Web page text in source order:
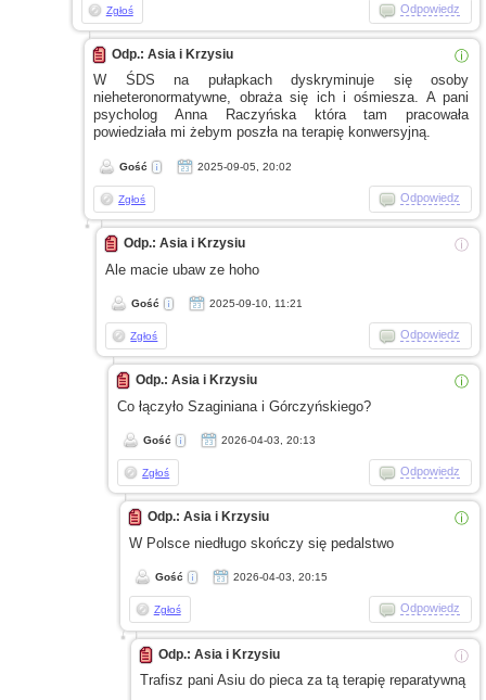
Zgłoś Odpowiedz
ⓘ
Odp.: Asia i Krzysiu
W ŚDS na pułapkach dyskryminuje się osoby
nieheteronormatywne, obraża się ich i ośmiesza. A pani
psycholog Anna Raczyńska która tam pracowała
powiedziała mi żebym poszła na terapię konwersyjną.
Gość 2025-09-05, 20:02
Zgłoś Odpowiedz
ⓘ
Odp.: Asia i Krzysiu
Ale macie ubawze hoho
Gość 2025-09-10, 11:21
Zgłoś Odpowiedz
ⓘ
Odp.: Asia i Krzysiu
Co łączyło Szaginianai Górczyńskiego?
Gość 2026-04-03, 20:13
Zgłoś Odpowiedz
ⓘ
Odp.: Asia i Krzysiu
W Polsceniedługo skończy się pedalstwo
Gość 2026-04-03, 20:15
Zgłoś Odpowiedz
ⓘ
Odp.: Asia i Krzysiu
Trafisz pani Asiu do pieca za tą terapię reparatywną